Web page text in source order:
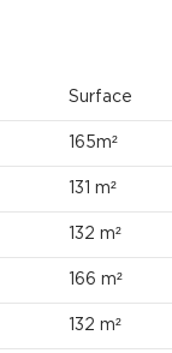
Surface
165m²
131 m²
132 m²
166 m²
132 m²